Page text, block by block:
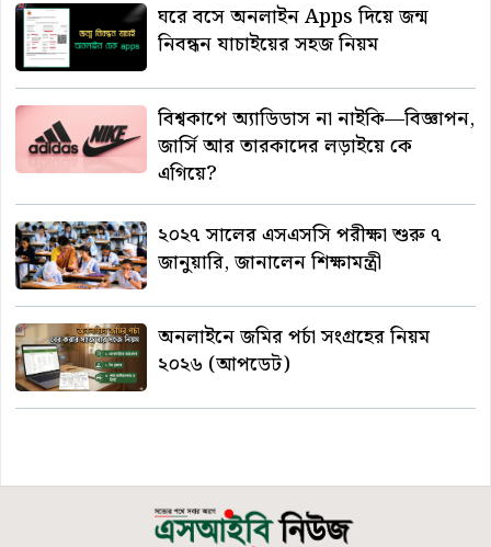
ঘরে বসে অনলাইন Apps দিয়ে জন্ম
নিবন্ধন যাচাইয়ের সহজ নিয়ম
বিশ্বকাপে অ্যাডিডাস না নাইকি—বিজ্ঞাপন,
জার্সি আর তারকাদের লড়াইয়ে কে
এগিয়ে?
২০২৭ সালের এসএসসি পরীক্ষা শুরু ৭
জানুয়ারি, জানালেন শিক্ষামন্ত্রী
অনলাইনে জমির পর্চা সংগ্রহের নিয়ম
২০২৬ (আপডেট)